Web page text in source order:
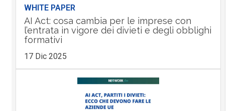
WHITE PAPER
AI Act: cosa cambia per le imprese con
l’entrata in vigore dei divieti e degli obblighi
formativi
17 Dic 2025